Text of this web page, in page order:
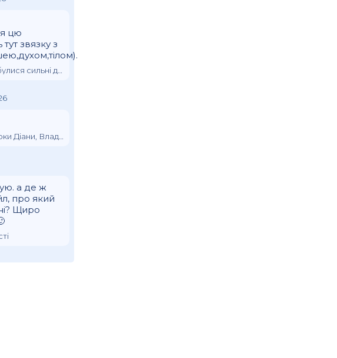
цю
звязку з
сильні духом люди
Влада Клімова
а де ж
про який
Щиро